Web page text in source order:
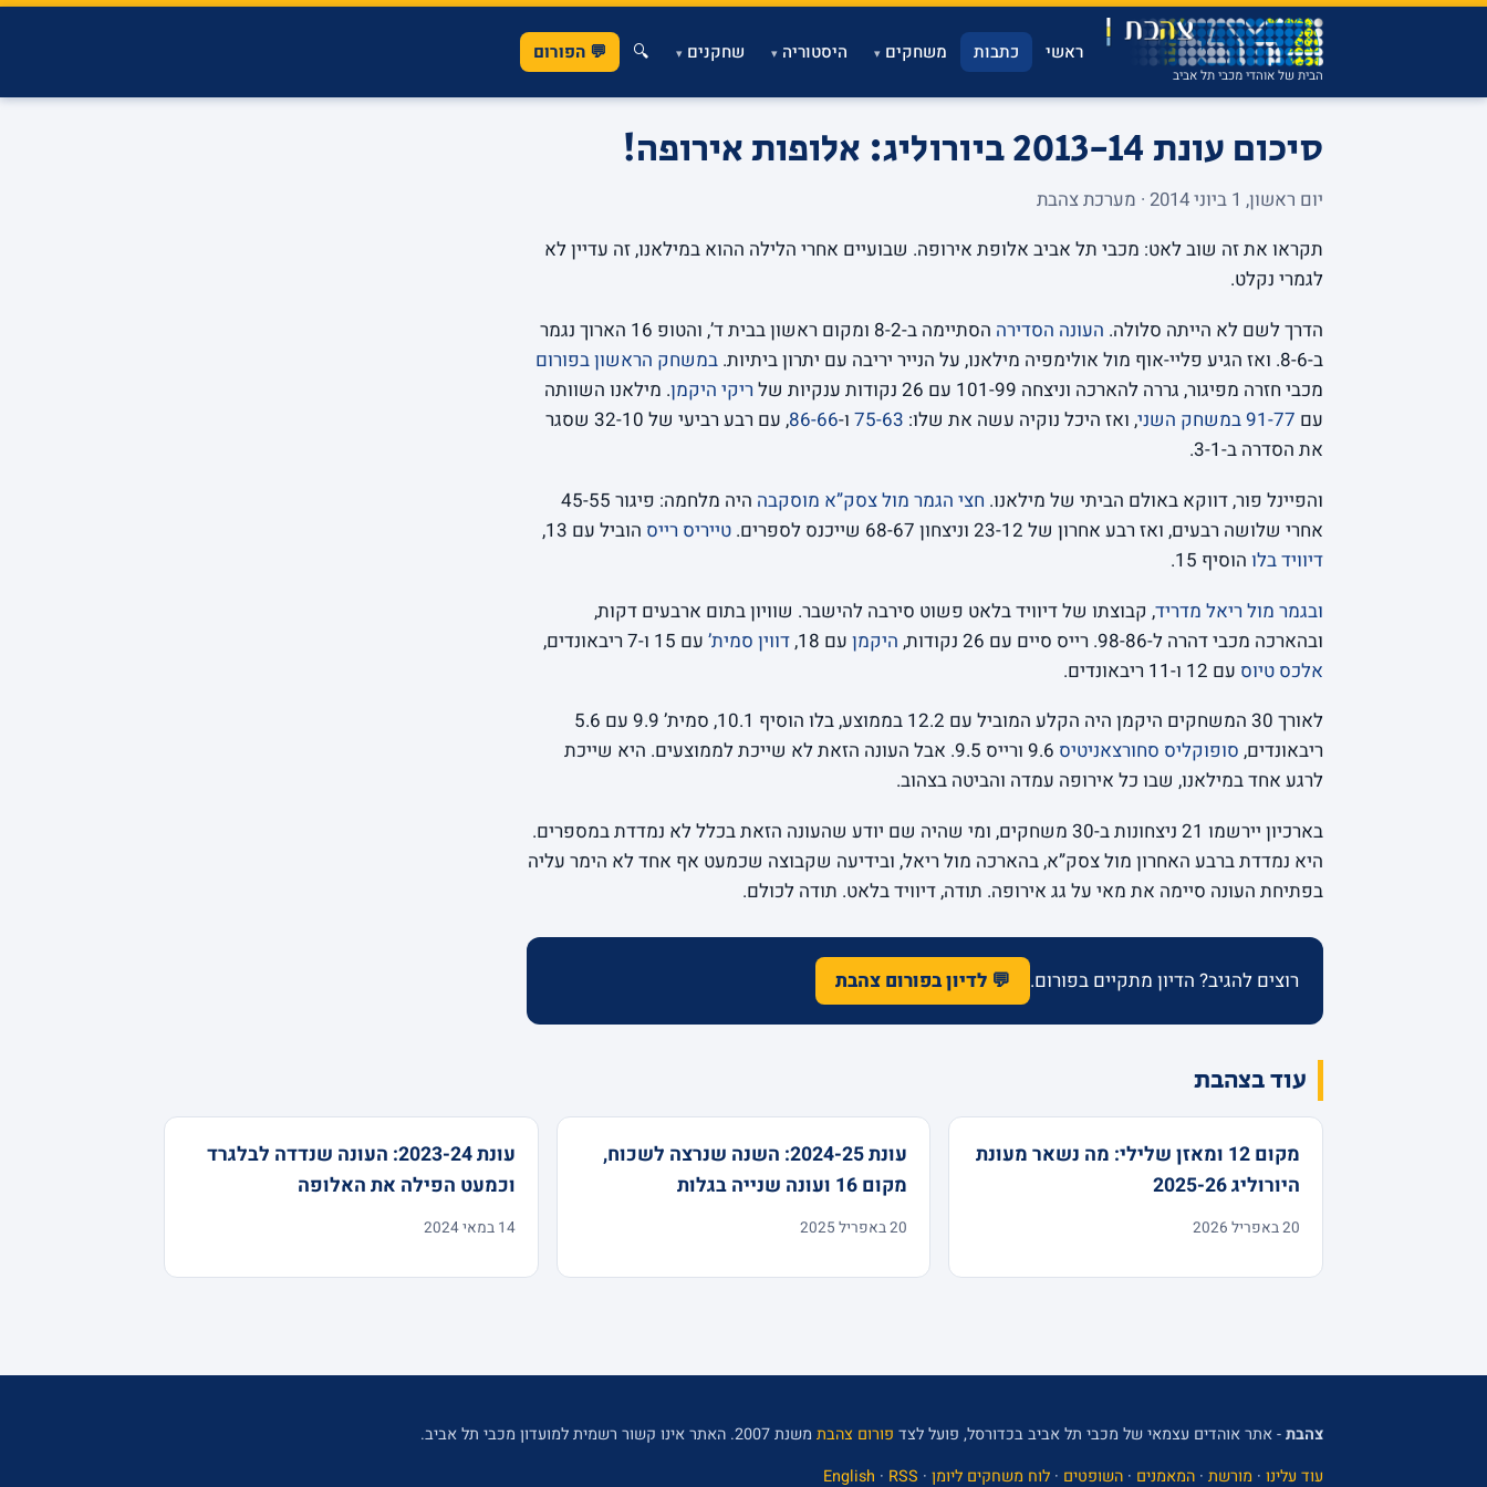
הבית של אוהדי מכבי תל אביב
ראשי כתבות משחקים▾ היסטוריה▾ שחקנים▾
🔍 💬 הפורום
סיכום עונת 2013-14 ביורוליג: אלופות אירופה!
יום ראשון, 1 ביוני 2014 · מערכת צהבת
תקראו את זה שוב לאט: מכבי תל אביב אלופת אירופה. שבועיים אחרי הלילה ההוא במילאנו, זה עדיין לא
לגמרי נקלט.
הדרך לשם לא הייתה סלולה. העונה הסדירה
הסתיימה ב-8-2 ומקום ראשון בבית ד’, והטופ 16 הארוך נגמר
ב-8-6. ואז הגיע פליי-אוף מול אולימפיה מילאנו, על הנייר יריבה עם יתרון ביתיות.
במשחק הראשון בפורום
מכבי חזרה מפיגור, גררה להארכה וניצחה 101-99 עם 26 נקודות ענקיות של
ריקי היקמן. מילאנו השוותה
עם 91-77 במשחק השני , ואז היכל נוקיה עשה את שלו: 75-63 ו-86-66
, עם רבע רביעי של 32-10 שסגר
את הסדרה ב-3-1.
והפיינל פור, דווקא באולם הביתי של מילאנו. חצי הגמר מול צסק”א מוסקבה
היה מלחמה: פיגור 45-55
אחרי שלושה רבעים, ואז רבע אחרון של 23-12 וניצחון 68-67 שייכנס לספרים.
טייריס רייס הוביל עם 13,
דיוויד בלו הוסיף 15.
ובגמר מול ריאל מדריד, קבוצתו של דיוויד בלאט פשוט סירבה להישבר. שוויון בתום ארבעים דקות,
ובהארכה מכבי דהרה ל-98-86. רייס סיים עם 26 נקודות,
היקמן עם 18, דווין סמית’ עם 15 ו-7 ריבאונדים,
אלכס טיוס עם 12 ו-11 ריבאונדים.
לאורך 30 המשחקים היקמן היה הקלע המוביל עם 12.2 בממוצע, בלו הוסיף 10.1, סמית’ 9.9 עם 5.6
ריבאונדים, סופוקליס סחורצאניטיס
9.6 ורייס 9.5. אבל העונה הזאת לא שייכת לממוצעים. היא שייכת
לרגע אחד במילאנו, שבו כל אירופה עמדה והביטה בצהוב.
בארכיון יירשמו 21 ניצחונות ב-30 משחקים, ומי שהיה שם יודע שהעונה הזאת בכלל לא נמדדת במספרים.
היא נמדדת ברבע האחרון מול צסק”א, בהארכה מול ריאל, ובידיעה שקבוצה שכמעט אף אחד לא הימר עליה
בפתיחת העונה סיימה את מאי על גג אירופה. תודה, דיוויד בלאט. תודה לכולם.
רוצים להגיב? הדיון מתקיים בפורום. 💬 לדיון בפורום צהבת
עוד בצהבת
מקום 12 ומאזן שלילי: מה נשאר מעונת
היורוליג 2025-26
20 באפריל 2026
עונת 2024-25: השנה שנרצה לשכוח,
מקום 16 ועונה שנייה בגלות
20 באפריל 2025
עונת 2023-24: העונה שנדדה לבלגרד
וכמעט הפילה את האלופה
14 במאי 2024
צהבת- אתר אוהדים עצמאי של מכבי תל אביב בכדורסל, פועל לצד פורום צהבת משנת 2007. האתר אינו קשור רשמית למועדון מכבי תל אביב.
עוד עלינו · מורשת · המאמנים · השופטים · לוח משחקים ליומן ·
English · RSS